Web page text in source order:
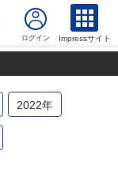
Impressサイト
2022年